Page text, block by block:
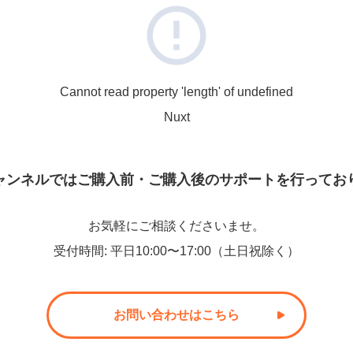
Cannot read property 'length' of undefined
Nuxt
ンネルではご購入前・ご購入後のサポートを行ってお
お気軽にご相談くださいませ。
受付時間: 平日10:00〜17:00（土日祝除く）
お問い合わせはこちら